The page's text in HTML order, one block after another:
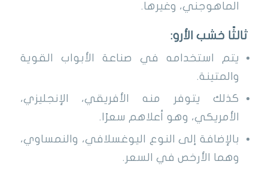
الماهوجني، وغيرها.
ثالثًا خشب الأرو:
يتم استخدامه في صناعة الأبواب القوية
والمتينة.
كذلك يتوفر منه الأفريقي، الإنجليزي،
الأمريكي، وهو أعلاهم سعرًا.
بالإضافة إلى النوع اليوغسلافي، والنمساوي،
وهما الأرخص في السعر.